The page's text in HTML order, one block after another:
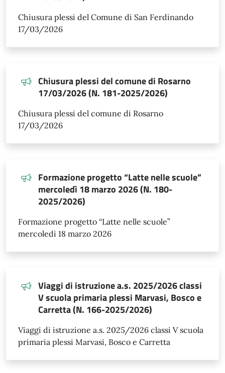
Chiusura plessi del Comune di San Ferdinando
17/03/2026
Chiusura plessi del comune di Rosarno
17/03/2026 (N. 181-2025/2026)
Chiusura plessi del comune di Rosarno
17/03/2026
Formazione progetto “Latte nelle scuole”
mercoledì 18 marzo 2026 (N. 180-
2025/2026)
Formazione progetto “Latte nelle scuole”
mercoledì 18 marzo 2026
Viaggi di istruzione a.s. 2025/2026 classi
V scuola primaria plessi Marvasi, Bosco e
Carretta (N. 166-2025/2026)
Viaggi di istruzione a.s. 2025/2026 classi V scuola
primaria plessi Marvasi, Bosco e Carretta